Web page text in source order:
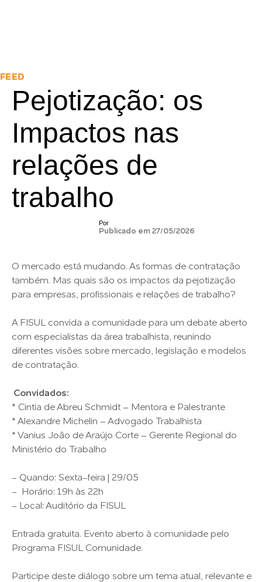
FEED
Pejotização: os
Impactos nas
relações de
trabalho
Por
Publicado em 27/05/2026
O mercado está mudando. As formas de contratação
também. Mas quais são os impactos da pejotização
para empresas, profissionais e relações de trabalho?
A FISUL convida a comunidade para um debate aberto
com especialistas da área trabalhista, reunindo
diferentes visões sobre mercado, legislação e modelos
de contratação.
Convidados:
* Cintia de Abreu Schmidt – Mentora e Palestrante
* Alexandre Michelin – Advogado Trabalhista
* Vanius João de Araújo Corte – Gerente Regional do
Ministério do Trabalho
- Quando: Sexta-feira | 29/05
- Horário: 19h às 22h
- Local: Auditório da FISUL
Entrada gratuita. Evento aberto à comunidade pelo
Programa FISUL Comunidade.
Participe deste diálogo sobre um tema atual, relevante e